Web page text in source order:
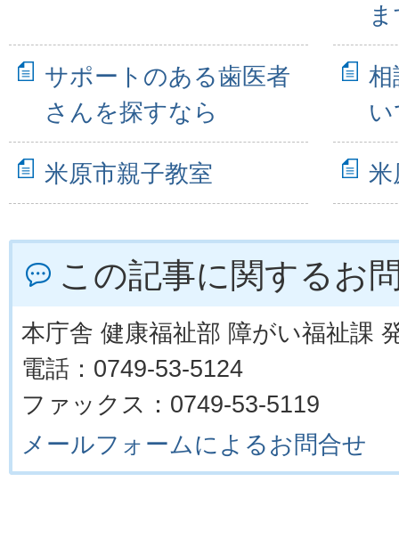
サポートのある歯医者
さんを探すなら
相
米原市親子教室 米
この記事に関するお
本庁舎 健康福祉部 障がい福祉課
電話：0749-53-5124
ファックス：0749-53-5119
メールフォームによるお問合せ